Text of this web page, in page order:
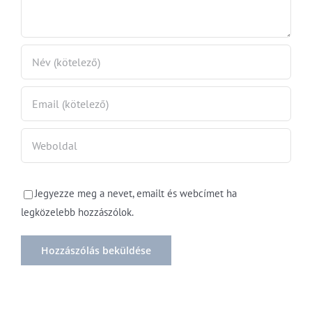
Jegyezze meg a nevet, emailt és webcímet ha
legközelebb hozzászólok.